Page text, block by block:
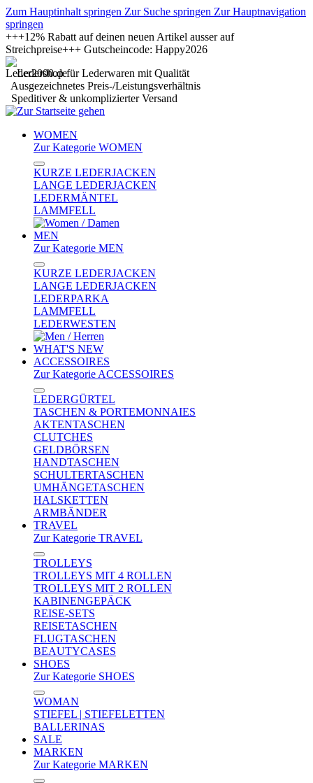
Zum Hauptinhalt springen Zur Suche springen Zur Hauptnavigation
springen
+++12% Rabatt auf deinen neuen Artikel ausser auf
Streichpreise+++ Gutscheincode: Happy2026
Ledershop für Lederwaren mit Qualität
Ausgezeichnetes Preis-/Leistungsverhältnis
Speditiver & unkomplizierter Versand
WOMEN
Zur Kategorie WOMEN
KURZE LEDERJACKEN
LANGE LEDERJACKEN
LEDERMÄNTEL
LAMMFELL
MEN
Zur Kategorie MEN
KURZE LEDERJACKEN
LANGE LEDERJACKEN
LEDERPARKA
LAMMFELL
LEDERWESTEN
WHAT'S NEW
ACCESSOIRES
Zur Kategorie ACCESSOIRES
LEDERGÜRTEL
TASCHEN & PORTEMONNAIES
AKTENTASCHEN
CLUTCHES
GELDBÖRSEN
HANDTASCHEN
SCHULTERTASCHEN
UMHÄNGETASCHEN
HALSKETTEN
ARMBÄNDER
TRAVEL
Zur Kategorie TRAVEL
TROLLEYS
TROLLEYS MIT 4 ROLLEN
TROLLEYS MIT 2 ROLLEN
KABINENGEPÄCK
REISE-SETS
REISETASCHEN
FLUGTASCHEN
BEAUTYCASES
SHOES
Zur Kategorie SHOES
WOMAN
STIEFEL | STIEFELETTEN
BALLERINAS
SALE
MARKEN
Zur Kategorie MARKEN